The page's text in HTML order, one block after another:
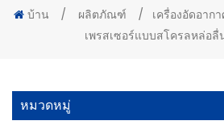
บ้าน / ผลิตภัณฑ์ / เครื่องอัดอา
เพรสเซอร์แบบสโครลหล่อ
หมวดหมู่